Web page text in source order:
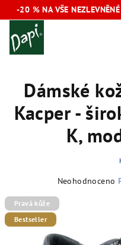
Přejít
na
-20 % NA VŠE
Dámské
Kacper -
K,
produktu
je
0,0
Neohodnoceno
Pravá kůže
Bestseller